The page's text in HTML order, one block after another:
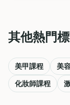
其他熱門
美甲課程 美
化妝師課程